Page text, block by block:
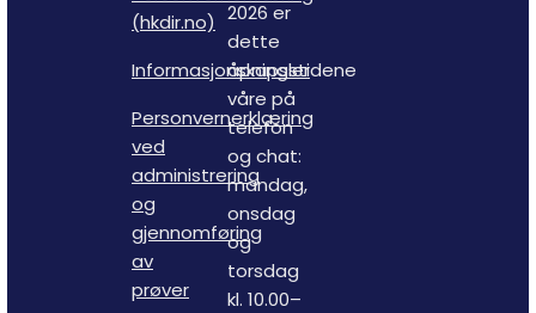
(hkdir.no)
Informasjonskapsler
Personvernerklæring
ved
administrering
og
gjennomføring
av
prøver
2026 er
dette
åpningstidene
våre på
telefon
og chat:
mandag,
onsdag
og
torsdag
kl. 10.00–